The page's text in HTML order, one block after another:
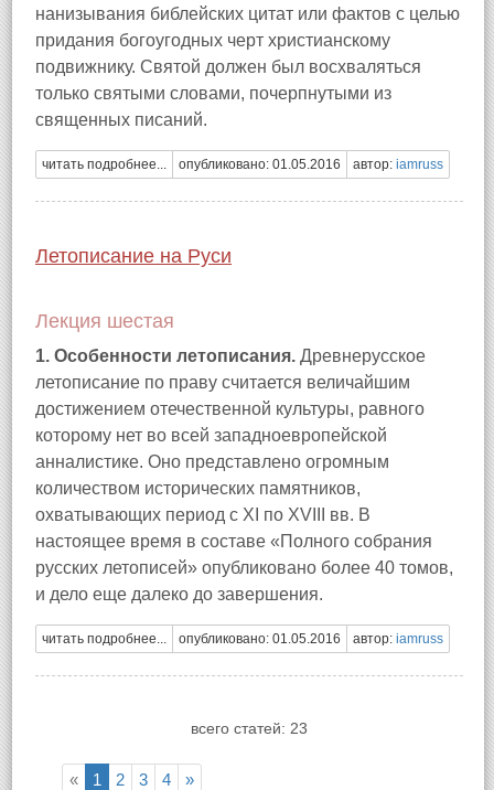
нанизывания библейских цитат или фактов с целью
придания богоугодных черт христианскому
подвижнику. Святой должен был восхваляться
только святыми словами, почерпнутыми из
священных писаний.
читать подробнее... опубликовано: 01.05.2016 автор: iamruss
Летописание на Руси
Лекция шестая
1. Особенности летописания. Древнерусское
летописание по праву считается величайшим
достижением отечественной культуры, равного
которому нет во всей западноевропейской
анналистике. Оно представлено огромным
количеством исторических памятников,
охватывающих период с XI по XVIII вв. В
настоящее время в составе «Полного собрания
русских летописей» опубликовано более 40 томов,
и дело еще далеко до завершения.
читать подробнее... опубликовано: 01.05.2016 автор: iamruss
всего статей: 23
« 1 2 3 4 »